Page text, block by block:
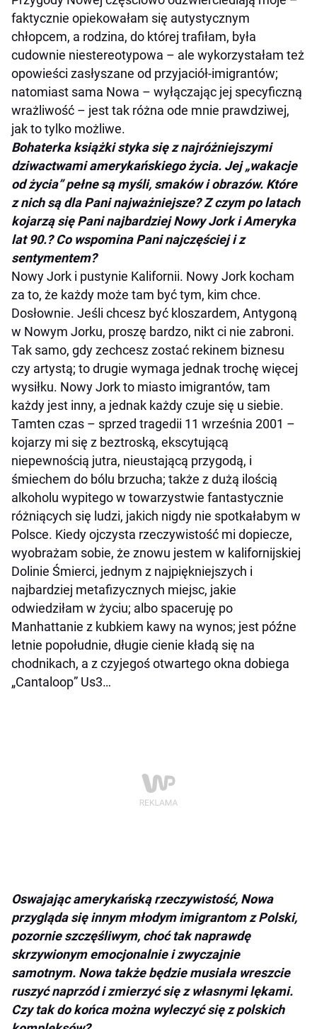
faktycznie opiekowałam się autystycznym
chłopcem, a rodzina, do której trafiłam, była
cudownie niestereotypowa – ale wykorzystałam też
opowieści zasłyszane od przyjaciół-imigrantów;
natomiast sama Nowa – wyłączając jej specyficzną
wrażliwość – jest tak różna ode mnie prawdziwej,
jak to tylko możliwe.
Bohaterka książki styka się z najróżniejszymi
dziwactwami amerykańskiego życia. Jej „wakacje
od życia” pełne są myśli, smaków i obrazów. Które
z nich są dla Pani najważniejsze? Z czym po latach
kojarzą się Pani najbardziej Nowy Jork i Ameryka
lat 90.? Co wspomina Pani najczęściej i z
sentymentem?
Nowy Jork i pustynie Kalifornii. Nowy Jork kocham
za to, że każdy może tam być tym, kim chce.
Dosłownie. Jeśli chcesz być kloszardem, Antygoną
w Nowym Jorku, proszę bardzo, nikt ci nie zabroni.
Tak samo, gdy zechcesz zostać rekinem biznesu
czy artystą; to drugie wymaga jednak trochę więcej
wysiłku. Nowy Jork to miasto imigrantów, tam
każdy jest inny, a jednak każdy czuje się u siebie.
Tamten czas – sprzed tragedii 11 września 2001 –
kojarzy mi się z beztroską, ekscytującą
niepewnością jutra, nieustającą przygodą, i
śmiechem do bólu brzucha; także z dużą ilością
alkoholu wypitego w towarzystwie fantastycznie
różniących się ludzi, jakich nigdy nie spotkałabym w
Polsce. Kiedy ojczysta rzeczywistość mi dopiecze,
wyobrażam sobie, że znowu jestem w kalifornijskiej
Dolinie Śmierci, jednym z najpiękniejszych i
najbardziej metafizycznych miejsc, jakie
odwiedziłam w życiu; albo spaceruję po
Manhattanie z kubkiem kawy na wynos; jest późne
letnie popołudnie, długie cienie kładą się na
chodnikach, a z czyjegoś otwartego okna dobiega
„Cantaloop” Us3…
Oswajając amerykańską rzeczywistość, Nowa
przygląda się innym młodym imigrantom z Polski,
pozornie szczęśliwym, choć tak naprawdę
skrzywionym emocjonalnie i zwyczajnie
samotnym. Nowa także będzie musiała wreszcie
ruszyć naprzód i zmierzyć się z własnymi lękami.
Czy tak do końca można wyleczyć się z polskich